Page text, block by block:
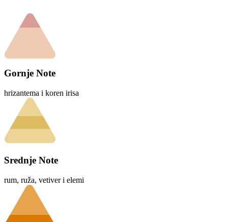
Gornje Note
hrizantema i koren irisa
Srednje Note
rum, ruža, vetiver i elemi